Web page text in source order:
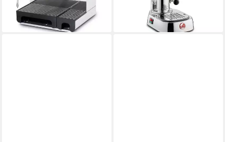
-14%
lieferbar - in 2-3 Werktagen bei dir